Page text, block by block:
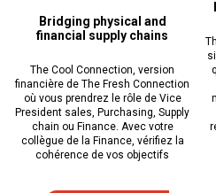
Bridging physical and
financial supply chains
The Cool Connection, version
financière de The Fresh Connection
où vous prendrez le rôle de Vice
President sales, Purchasing, Supply
chain ou Finance. Avec votre
collègue de la Finance, vérifiez la
cohérence de vos objectifs